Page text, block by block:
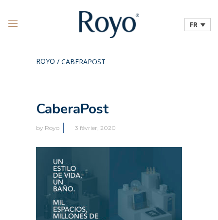
FR
ROYO / CABERAPOST
CaberaPost
by Royo 3 février, 2020